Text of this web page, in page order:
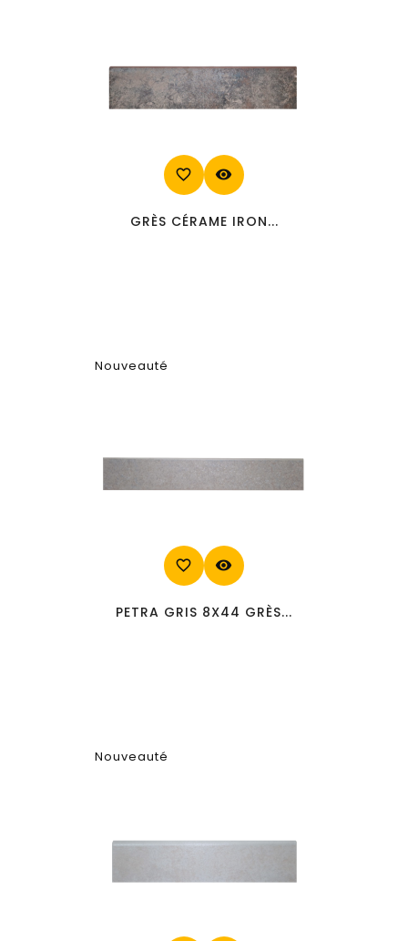
favorite_border visibility
GRÈS CÉRAME IRON...
Nouveauté
favorite_border visibility
PETRA GRIS 8X44 GRÈS...
Nouveauté